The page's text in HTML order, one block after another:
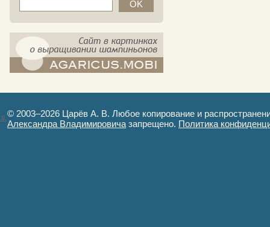
© 2003–2026 Царёв А. В. Любое копирование и
Александра Владимировича запрещено. Политика
Авторизация